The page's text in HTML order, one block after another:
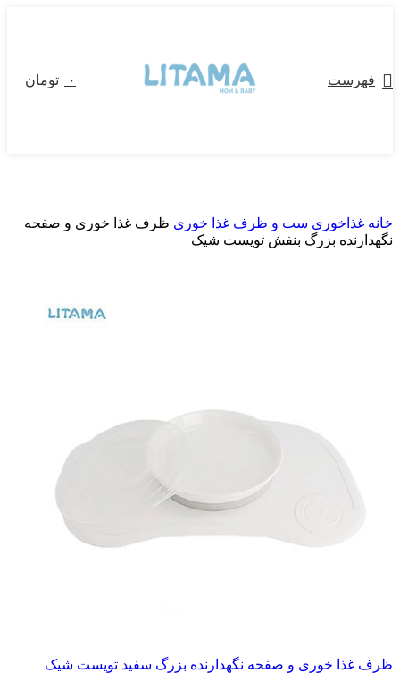
فهرست ۰ تومان
خانه غذاخوری ست و ظرف غذا خوری ظرف غذا خوری و صفحه
نگهدارنده بزرگ بنفش تویست شیک
ظرف غذا خوری و صفحه نگهدارنده بزرگ سفید تویست شیک